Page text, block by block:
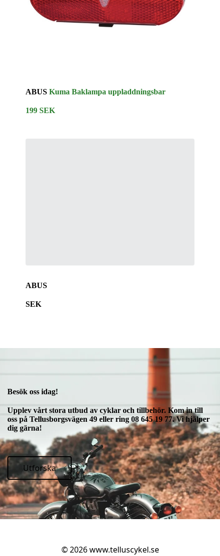
ABUSKuma Baklampa uppladdningsbar
199 SEK
ABUS
SEK
Besök oss idag!
Upplev vårt stora utbud av cyklar och tillbehör. Kom in till
oss på Tellusborgsvägen 49 eller ring 08 645 19 77. Vi hjälper
dig gärna!
Utforska
© 2026 www.telluscykel.se